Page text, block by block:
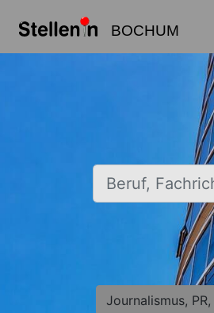
BOCHUM
Beruf, Fachrichtung,
Journalismus,